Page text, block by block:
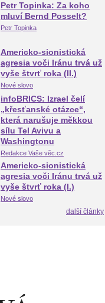
Petr Topinka: Za koho
mluví Bernd Posselt?
Petr Topinka
Americko-sionistická
agresia voči Iránu trvá už
vyše štvrť roka (II.)
Nové slovo
infoBRICS: Izrael čelí
„křesťanské otázce“,
která narušuje měkkou
sílu Tel Avivu a
Washingtonu
Redakce Vaše věc.cz
Americko-sionistická
agresia voči Iránu trvá už
vyše štvrť roka (I.)
Nové slovo
další články